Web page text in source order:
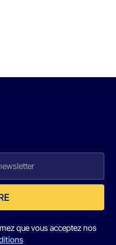
que vous acceptez nos